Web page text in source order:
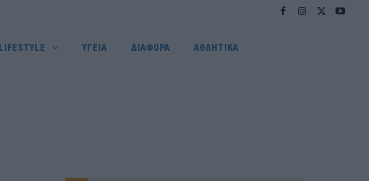
LIFESTYLE ΥΓΕΙΑ ΔΙΑΦΟΡΑ ΑΘΛΗΤΙΚΑ